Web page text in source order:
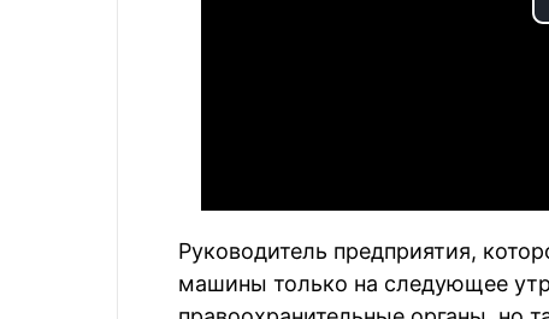
Руководитель предприятия,
машины только на следующее